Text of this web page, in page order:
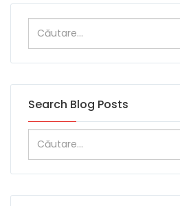
Search Blog Posts